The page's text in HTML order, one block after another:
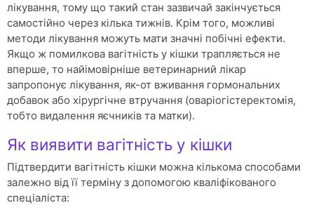
лікування, тому що такий стан зазвичай закінчується
самостійно через кілька тижнів. Крім того, можливі
методи лікування можуть мати значні побічні ефекти.
Якщо ж помилкова вагітність у кішки трапляється не
вперше, то найімовірніше ветеринарний лікар
запропонує лікування, як-от вживання гормональних
добавок або хірургічне втручання (оваріогістеректомія,
тобто видалення яєчників та матки).
Як виявити вагітність у кішки
Підтвердити вагітність кішки можна кількома способами
залежно від її терміну з допомогою кваліфікованого
спеціаліста: